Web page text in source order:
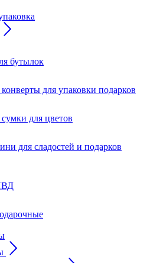
бутылок
для упаковки подарков
для цветов
для сладостей и подарков